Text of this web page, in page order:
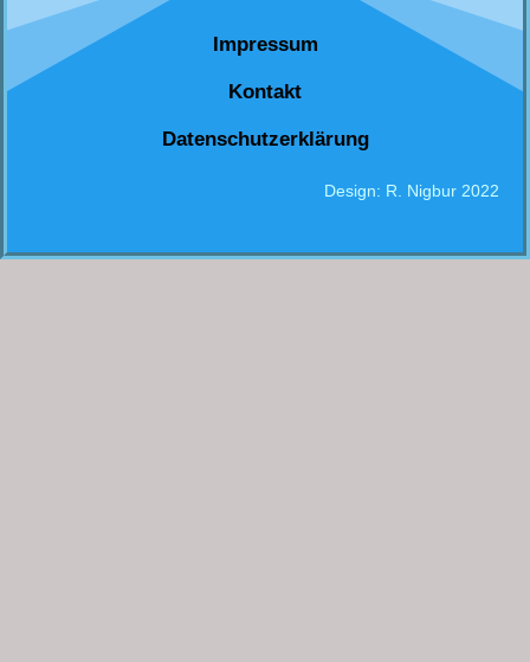
Impressum
Kontakt
Datenschutzerklärung
Design: R. Nigbur 2022